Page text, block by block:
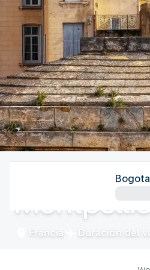
Francia Duración del